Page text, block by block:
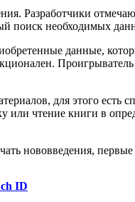
Разработчики
поиск необходимых
данные,
для этого
или чтение книги в
нововведения,
ID